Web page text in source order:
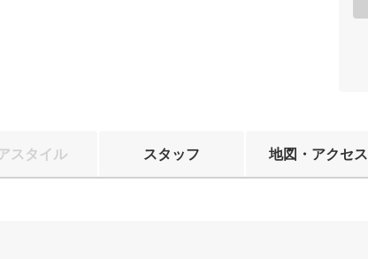
スタイル スタッフ 地図・アクセス